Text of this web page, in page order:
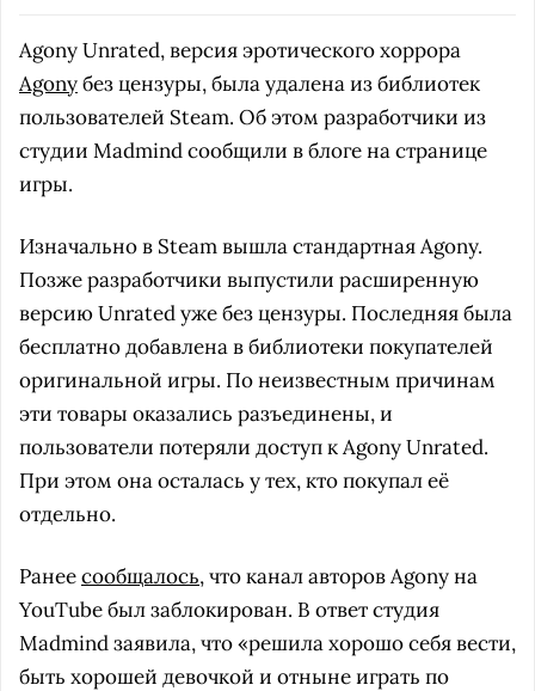
Agony Unrated, версия эротического хоррора
Agonyбез цензуры, была удалена из библиотек
пользователей Steam. Об этом разработчики из
студии Madmind сообщили в блоге на странице
игры.
Изначально в Steam вышла стандартная Agony.
Позже разработчики выпустили расширенную
версию Unrated уже без цензуры. Последняя была
бесплатно добавлена в библиотеки покупателей
оригинальной игры. По неизвестным причинам
эти товары оказались разъединены, и
пользователи потеряли доступ к Agony Unrated.
При этом она осталась у тех, кто покупал её
отдельно.
Ранеесообщалось, что канал авторов Agony на
YouTube был заблокирован. В ответ студия
Madmind заявила, что «решила хорошо себя вести,
быть хорошей девочкой и отныне играть по